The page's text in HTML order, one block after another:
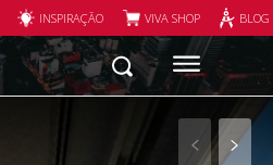
INSPIRAÇÃO VIVA SHOP